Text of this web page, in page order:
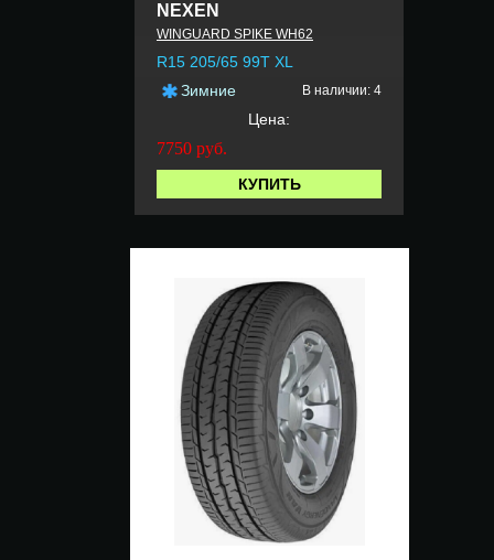
NEXEN
WINGUARD SPIKE WH62
R15 205/65 99T XL
Зимние
В наличии: 4
Цена:
7750 руб.
КУПИТЬ